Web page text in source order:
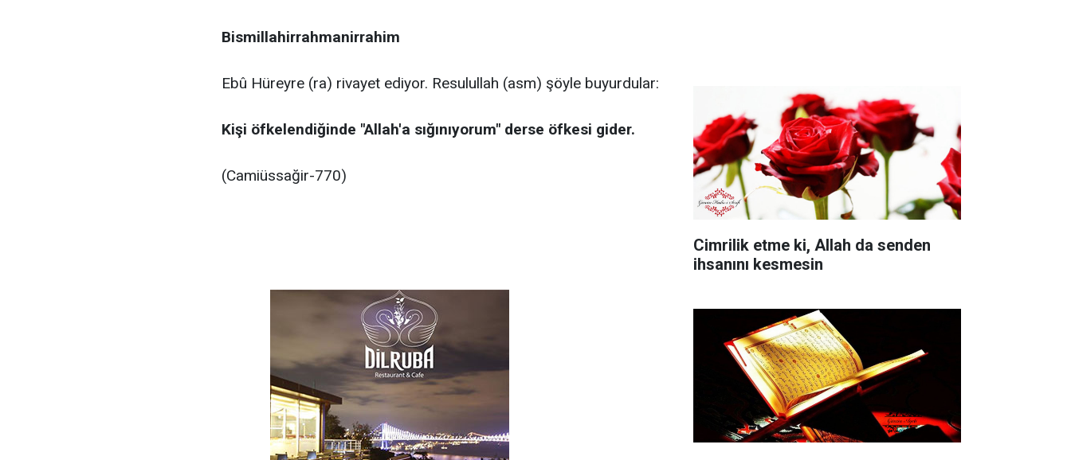
Bismillahirrahmanirrahim
Ebû Hüreyre (ra) rivayet ediyor. Resulullah (asm) şöyle buyurdular:
Kişi öfkelendiğinde "Allah'a sığınıyorum" derse öfkesi gider.
(Camiüssağir-770)
Cimrilik etme ki, Allah da senden
ihsanını kesmesin